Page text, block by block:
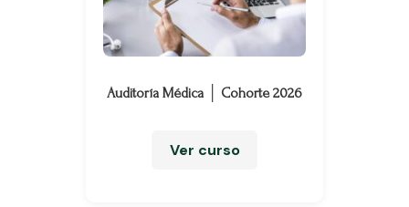
Auditoría Médica │ Cohorte 2026
Ver curso